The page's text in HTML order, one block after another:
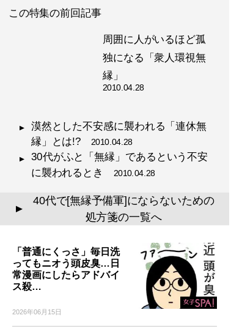
この特集の前回記事
周囲に人がいるほど孤
独になる「衆人環視無
縁」
2010.04.28
漠然とした不安感に襲われる「連休無
縁」とは!? 2010.04.28
30代がふと「無縁」であるという不安
に襲われるとき 2010.04.28
▲
40代で[無縁予備軍]にならないための
処方箋の一覧へ
「普通にくっさ」毎日洗
ってもニオう頭皮臭…日
常漫画にしたらアドバイ
ス殺…
2026年06月15日